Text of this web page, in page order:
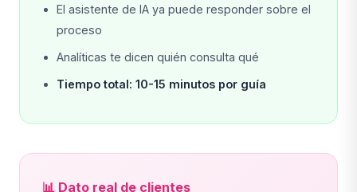
El asistente de IA ya puede responder sobre el
proceso
Analíticas te dicen quién consulta qué
Tiempo total: 10-15 minutos por guía
📊 Dato real de clientes